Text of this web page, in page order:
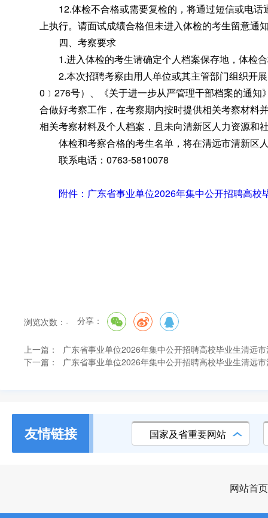
12.体检不合格或需要复检的 ， 将通过短信或电话
上执行。请面试成绩合格但未进入体检的考生留意通
四、考察要求
1.进入体检的考生请确定个人档案保存地 ， 体检
2.本次招聘考察由用人单位或其主管部门组织开展
0﹞276号）、《关于进一步从严管理干部档案的通
合做好考察工作 ， 在考察期内按时提供相关考察材料
相关考察材料及个人档案 ， 且未向清新区人力资源和
体检和考察合格的考生名单 ， 将在清远市清新区
联系电话：0763-5810078
附件：广东省事业单位2026年集中公开招聘高
浏览次数： - 分享：
上一篇：
广东省事业单位2026年集中公开招聘高校毕业生清远
下一篇：
广东省事业单位2026年集中公开招聘高校毕业生清远
友情链接 国家及省重要网站
网站首页